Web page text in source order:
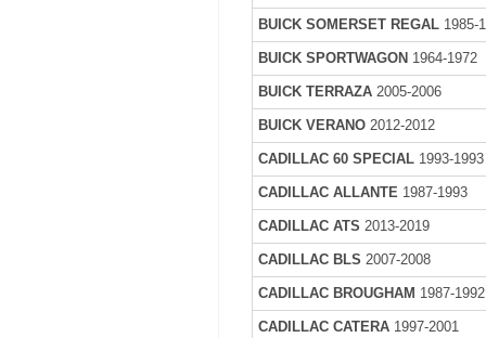
BUICK SOMERSET REGAL 1985-
BUICK SPORTWAGON 1964-1972
BUICK TERRAZA 2005-2006
BUICK VERANO 2012-2012
CADILLAC 60 SPECIAL 1993-1993
CADILLAC ALLANTE 1987-1993
CADILLAC ATS 2013-2019
CADILLAC BLS 2007-2008
CADILLAC BROUGHAM 1987-1992
CADILLAC CATERA 1997-2001